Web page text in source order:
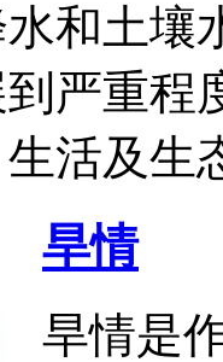
index/dtpsc/2013/05/28/
index/dtpsc/2013/05/28/
和土壤
严重程
活及生
旱情
旱情是